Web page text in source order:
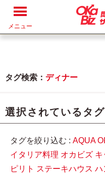
メニュー
タグ検索： ディナー
選択されているタ
タグを絞り込む : AQUA
イタリア料理 オカビズ キ
ピリト ステーキハウス ハ